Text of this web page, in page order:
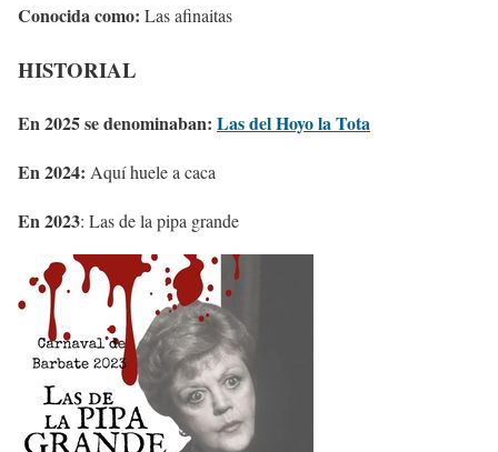
Conocida como: Las afinaitas
HISTORIAL
En 2025 se denominaban: Las del Hoyo la Tota
En 2024: Aquí huele a caca
En 2023: Las de la pipa grande